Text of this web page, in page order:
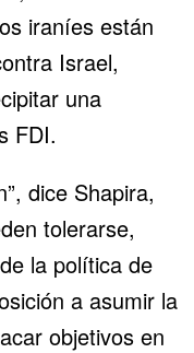
iraníes están
Israel,
una
FDI.
dice Shapira,
tolerarse,
la política de
a asumir la
objetivos en